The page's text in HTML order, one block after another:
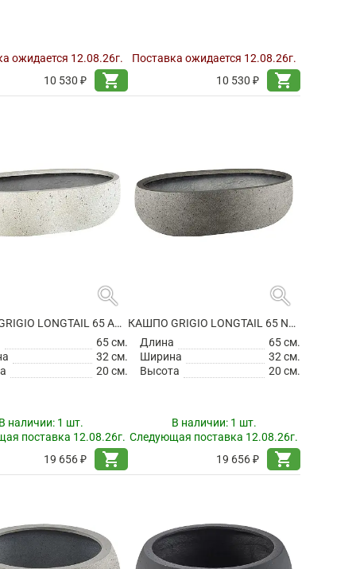
ожидается 12.08.26г.
10 530 ₽
shopping_cart
Поставка ожидается 12.08.26г.
10 530 ₽
shopping_cart
search
КАШПО GRIGIO LONGTAIL 65 ANTIQUE WHITE
65 см.
32 см.
20 см.
наличии: 1 шт.
поставка 12.08.26г.
19 656 ₽
shopping_cart
search
КАШПО GRIGIO LONGTAIL 65 NATURAL CONCRETE
Длина
65 см.
Ширина
32 см.
Высота
20 см.
В наличии: 1 шт.
Следующая поставка 12.08.26г.
19 656 ₽
shopping_cart